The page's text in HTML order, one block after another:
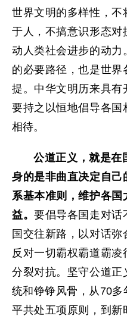
世界文明的多样性，不
于人，不搞意识形态对
动人类社会进步的动
的必要路径，也是世
提。中华文明历来具有
要持之以恒地倡导各
相待。
公道正义，就是在
身的是非曲直决定自
系基本准则，维护各
益。要倡导各国走对话
国交往新路，以对话弥
反对一切霸权霸道霸
分裂对抗。坚守公道
统和铮铮风骨，从70
平共处五项原则，到